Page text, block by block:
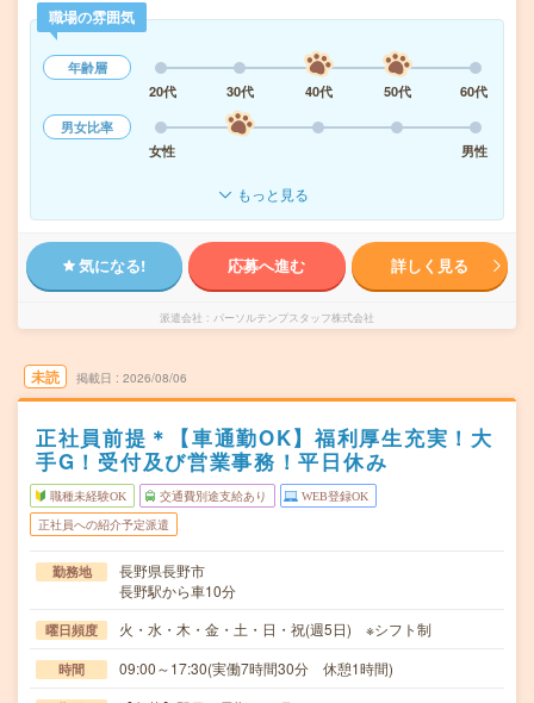
職場の雰囲気
年齢層
20代
30代 40代 50代
60代
男女比率
女性
男性
もっと見る
気になる! 応募へ進む 詳しく見る
派遣会社 パーソルテンプスタッフ株式会社
未読 掲載日 2026/08/06
正社員前提＊【車通勤OK】福利厚生充実！大
手G！受付及び営業事務！平日休み
職種未経験OK 交通費別途支給あり WEB登録OK
正社員への紹介予定派遣
勤務地
長野県長野市
長野駅から車10分
曜日頻度 火・水・木・金・土・日・祝(週5日) ※シフト制
時間 09:00～17:30(実働7時間30分 休憩1時間)